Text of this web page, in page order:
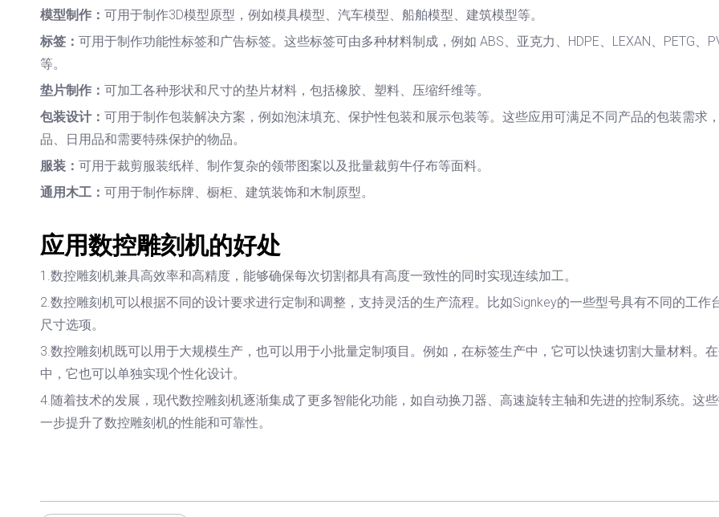
模型制作： 可用于制作3D模型原型，例如模具模型、汽车模型、船舶模型、建筑模型等。
标签： 可用于制作功能性标签和广告标签。这些标签可由多种材料制成，例如 ABS、亚克力、HDPE、LEXAN、PETG、
等。
垫片制作： 可加工各种形状和尺寸的垫片材料，包括橡胶、塑料、压缩纤维等。
包装设计： 可用于制作包装解决方案，例如泡沫填充、保护性包装和展示包装等。这些应用可满足不同产品的包装需求
品、日用品和需要特殊保护的物品。
服装： 可用于裁剪服装纸样、制作复杂的领带图案以及批量裁剪牛仔布等面料。
通用木工： 可用于制作标牌、橱柜、建筑装饰和木制原型。
应用数控雕刻机的好处
1.数控雕刻机兼具高效率和高精度，能够确保每次切割都具有高度一致性的同时实现连续加工。
2.数控雕刻机可以根据不同的设计要求进行定制和调整，支持灵活的生产流程。比如Signkey的一些型号具有不同的工作
尺寸选项。
3.数控雕刻机既可以用于大规模生产，也可以用于小批量定制项目。例如，在标签生产中，它可以快速切割大量材料。
中，它也可以单独实现个性化设计。
4.随着技术的发展，现代数控雕刻机逐渐集成了更多智能化功能，如自动换刀器、高速旋转主轴和先进的控制系统。这
一步提升了数控雕刻机的性能和可靠性。